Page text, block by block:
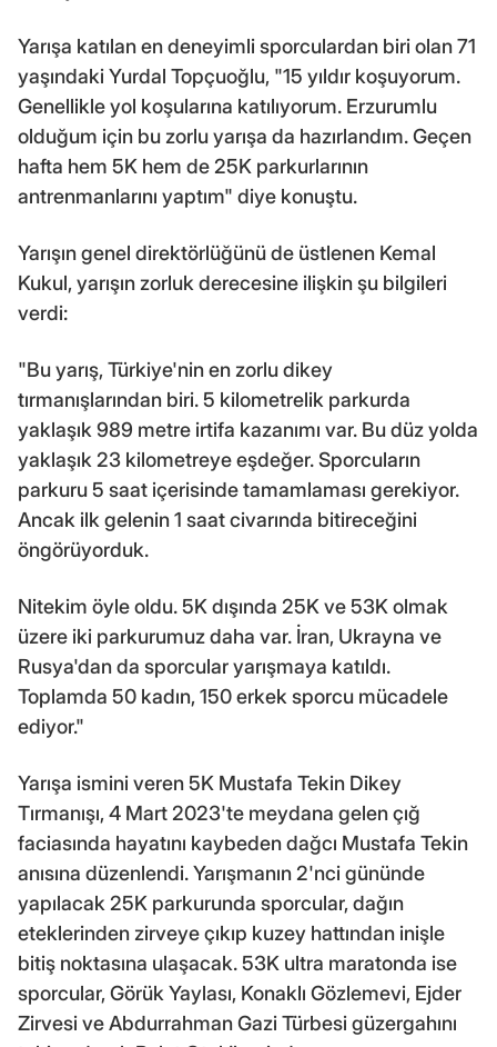
Yarışa katılan en deneyimli sporculardan biri olan 71
yaşındaki Yurdal Topçuoğlu, "15 yıldır koşuyorum.
Genellikle yol koşularına katılıyorum. Erzurumlu
olduğum için bu zorlu yarışa da hazırlandım. Geçen
hafta hem 5K hem de 25K parkurlarının
antrenmanlarını yaptım" diye konuştu.
Yarışın genel direktörlüğünü de üstlenen Kemal
Kukul, yarışın zorluk derecesine ilişkin şu bilgileri
verdi:
"Bu yarış, Türkiye'nin en zorlu dikey
tırmanışlarından biri. 5 kilometrelik parkurda
yaklaşık 989 metre irtifa kazanımı var. Bu düz yolda
yaklaşık 23 kilometreye eşdeğer. Sporcuların
parkuru 5 saat içerisinde tamamlaması gerekiyor.
Ancak ilk gelenin 1 saat civarında bitireceğini
öngörüyorduk.
Nitekim öyle oldu. 5K dışında 25K ve 53K olmak
üzere iki parkurumuz daha var. İran, Ukrayna ve
Rusya'dan da sporcular yarışmaya katıldı.
Toplamda 50 kadın, 150 erkek sporcu mücadele
ediyor."
Yarışa ismini veren 5K Mustafa Tekin Dikey
Tırmanışı, 4 Mart 2023'te meydana gelen çığ
faciasında hayatını kaybeden dağcı Mustafa Tekin
anısına düzenlendi. Yarışmanın 2'nci gününde
yapılacak 25K parkurunda sporcular, dağın
eteklerinden zirveye çıkıp kuzey hattından inişle
bitiş noktasına ulaşacak. 53K ultra maratonda ise
sporcular, Görük Yaylası, Konaklı Gözlemevi, Ejder
Zirvesi ve Abdurrahman Gazi Türbesi güzergahını